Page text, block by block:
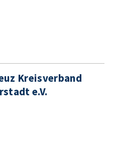
Kreisverband
e.V.